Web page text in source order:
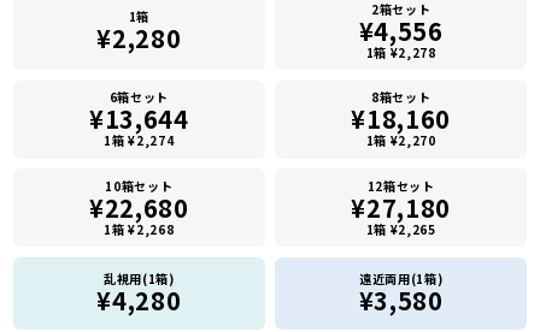
1箱
¥2,280
2箱セット
¥4,556
1箱 ¥2,278
6箱セット
¥13,644
1箱 ¥2,274
8箱セット
¥18,160
1箱 ¥2,270
10箱セット
¥22,680
1箱 ¥2,268
12箱セット
¥27,180
1箱 ¥2,265
乱視用(1箱)
¥4,280
遠近両用(1箱)
¥3,580